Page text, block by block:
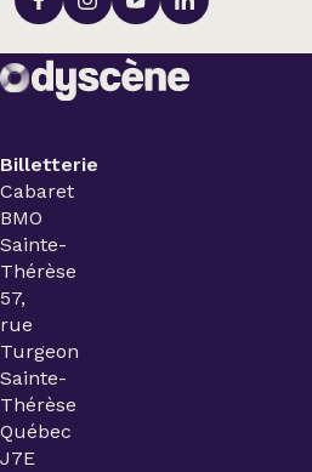
Billetterie
Cabaret
BMO
Sainte-
Thérèse
57,
rue
Turgeon
Sainte-
Thérèse
Québec
J7E